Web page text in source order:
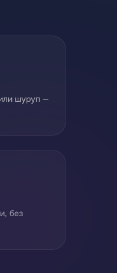
шуруп —
без